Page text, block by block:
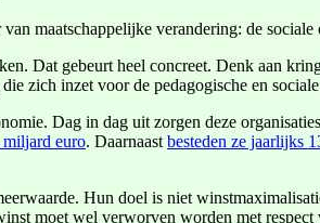
maatschappelijke verandering: de sociale
Dat gebeurt heel concreet. Denk aan
zich inzet voor de pedagogische en
Dag in dag uit zorgen deze
miljard euro. Daarnaast besteden ze jaarlijks
Hun doel is niet
moet wel verworven worden met respect